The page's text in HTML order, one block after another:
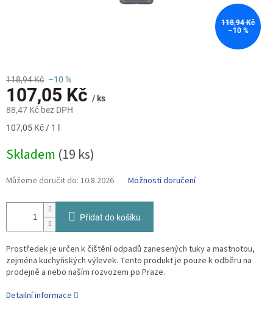
118,94 Kč
–10 %
118,94 Kč –10 %
107,05 Kč / ks
88,47 Kč bez DPH
Měrná
107,05 Kč / 1 l
Skladem (19 ks)
Můžeme doručit do: 10.8.2026 Možnosti doručení
Přidat do košíku
Prostředek je určen k čištění odpadů zanesených tuky a mastnotou,
zejména kuchyňských výlevek. Tento produkt je pouze k odběru na
prodejně a nebo naším rozvozem po Praze.
Detailní informace